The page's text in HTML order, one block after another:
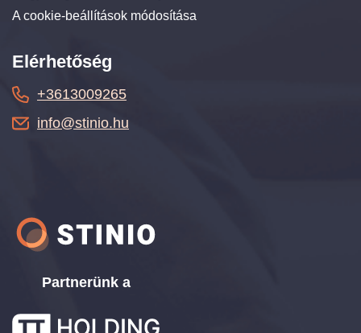
A cookie-beállítások módosítása
Partnerünk a
Elérhetőség
+3613009265
info@stinio.hu